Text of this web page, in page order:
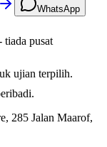
WhatsApp
tiada pusat
ujian terpilih.
285 Jalan Maarof,